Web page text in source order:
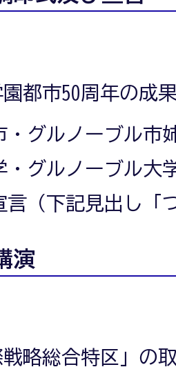
園都市50周年の成
・グルノーブル市
・グルノーブル大
言（下記見出し「
演
戦略総合特区」の